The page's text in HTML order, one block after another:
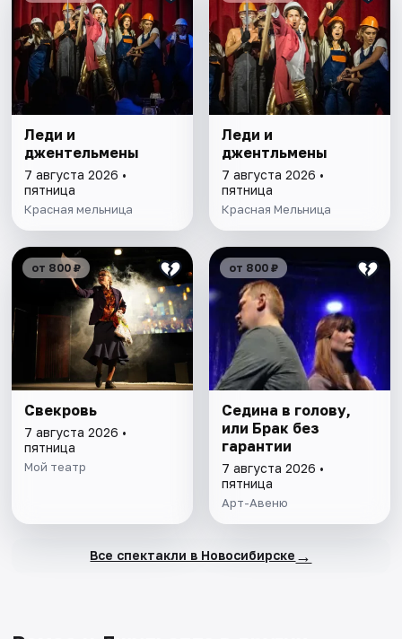
Леди и
джентельмены
7 августа 2026 •
пятница
Красная мельница
Леди и
джентльмены
7 августа 2026 •
пятница
Красная Мельница
от 800 ₽
Свекровь
7 августа 2026 •
пятница
Мой театр
от 800 ₽
Седина в голову,
или Брак без
гарантии
7 августа 2026 •
пятница
Арт-Авеню
Все спектакли в Новосибирске →